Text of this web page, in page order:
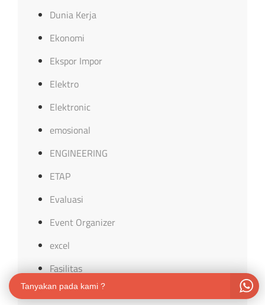
Dunia Kerja
Ekonomi
Ekspor Impor
Elektro
Elektronic
emosional
ENGINEERING
ETAP
Evaluasi
Event Organizer
excel
Fasilitas
FINANCE
Tanyakan pada kami ?